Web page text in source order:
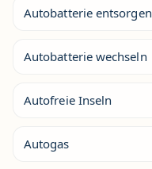
Autobatterie entsorgen
Autobatterie wechseln
Autofreie Inseln
Autogas